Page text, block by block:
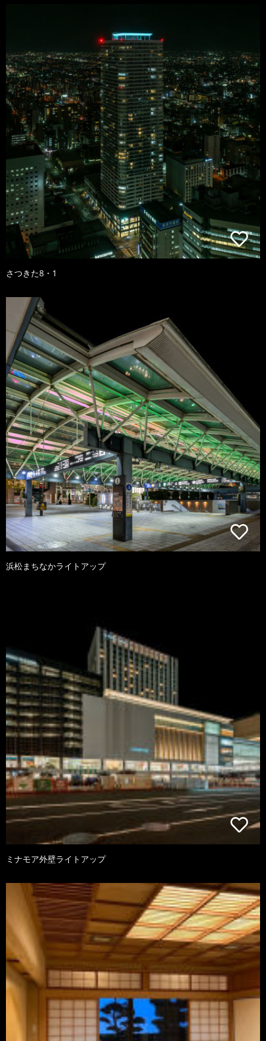
さつきた8・1
浜松まちなかライトアップ
ミナモア外壁ライトアップ